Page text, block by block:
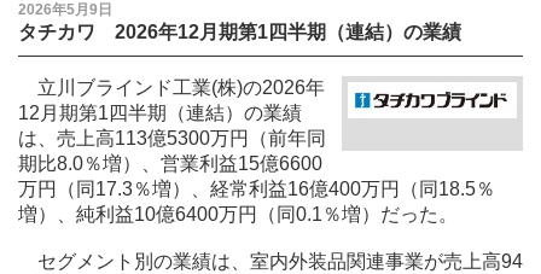
2026年5月9日
タチカワ 2026年12月期第1四半期（連結）の業績
立川ブラインド工業(株)の2026年
12月期第1四半期（連結）の業績
は、売上高113億5300万円（前年同
期比8.0％増）、営業利益15億6600
万円（同17.3％増）、経常利益16億400万円（同18.5％
増）、純利益10億6400万円（同0.1％増）だった。
セグメント別の業績は、室内外装品関連事業が売上高94